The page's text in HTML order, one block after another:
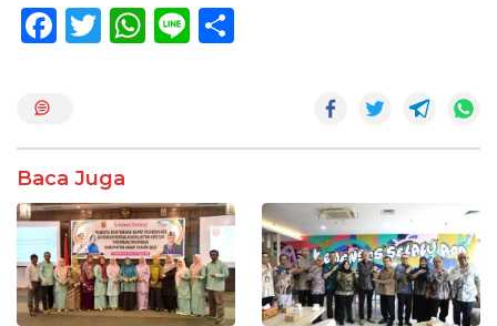
F
o
o
k
T W
p
p
Li
Baca Juga